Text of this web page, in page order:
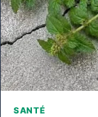
SANTÉ